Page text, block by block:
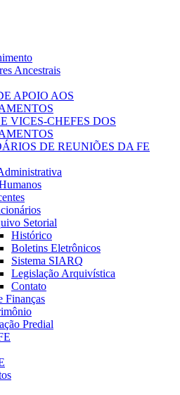
Ancestrais
APOIO AOS
VICES-CHEFES DOS
DE REUNIÕES DA FE
Setorial
Histórico
Boletins Eletrônicos
Sistema SIARQ
Legislação Arquivística
Contato
Finanças
Predial